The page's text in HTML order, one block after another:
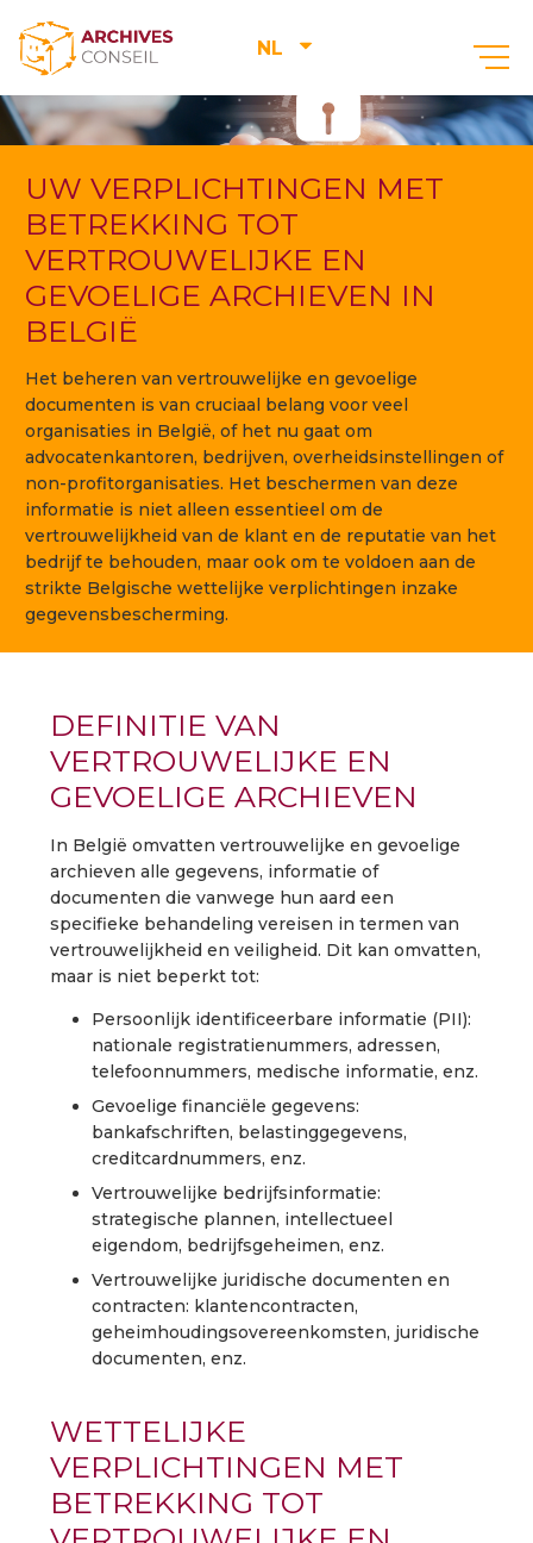
NL
UW VERPLICHTINGEN MET
BETREKKING TOT
VERTROUWELIJKE EN
GEVOELIGE ARCHIEVEN IN
BELGIË
Het beheren van vertrouwelijke en gevoelige
documenten is van cruciaal belang voor veel
organisaties in België, of het nu gaat om
advocatenkantoren, bedrijven, overheidsinstellingen of
non-profitorganisaties. Het beschermen van deze
informatie is niet alleen essentieel om de
vertrouwelijkheid van de klant en de reputatie van het
bedrijf te behouden, maar ook om te voldoen aan de
strikte Belgische wettelijke verplichtingen inzake
gegevensbescherming.
DEFINITIE VAN
VERTROUWELIJKE EN
GEVOELIGE ARCHIEVEN
In België omvatten vertrouwelijke en gevoelige
archieven alle gegevens, informatie of
documenten die vanwege hun aard een
specifieke behandeling vereisen in termen van
vertrouwelijkheid en veiligheid. Dit kan omvatten,
maar is niet beperkt tot:
Persoonlijk identificeerbare informatie (PII):
nationale registratienummers, adressen,
telefoonnummers, medische informatie, enz.
Gevoelige financiële gegevens:
bankafschriften, belastinggegevens,
creditcardnummers, enz.
Vertrouwelijke bedrijfsinformatie:
strategische plannen, intellectueel
eigendom, bedrijfsgeheimen, enz.
Vertrouwelijke juridische documenten en
contracten: klantencontracten,
geheimhoudingsovereenkomsten, juridische
documenten, enz.
WETTELIJKE
VERPLICHTINGEN MET
BETREKKING TOT